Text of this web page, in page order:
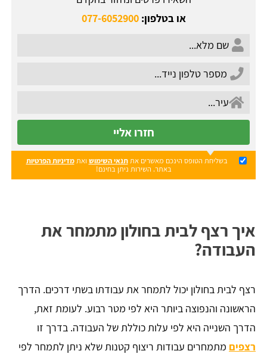
או בטלפון:077-6052900
חזרו אליי
בשליחת הטופס הינכם מאשרים אתתנאי השימוש ואתמדיניות הפרטיות
באתר. השירות ניתן בחינם!
איך רצף לבית בחולון מתמחר את
העבודה?
רצף לבית בחולון יכול לתמחר את עבודתו בשתי דרכים. הדרך
הראשונה והנפוצה ביותר היא לפי מטר רבוע. לעומת זאת,
הדרך השנייה היא לפי עלות כוללת של העבודה. בדרך זו
רצפים מתמחרים עבודות ריצוף קטנות שלא ניתן לתמחר לפי